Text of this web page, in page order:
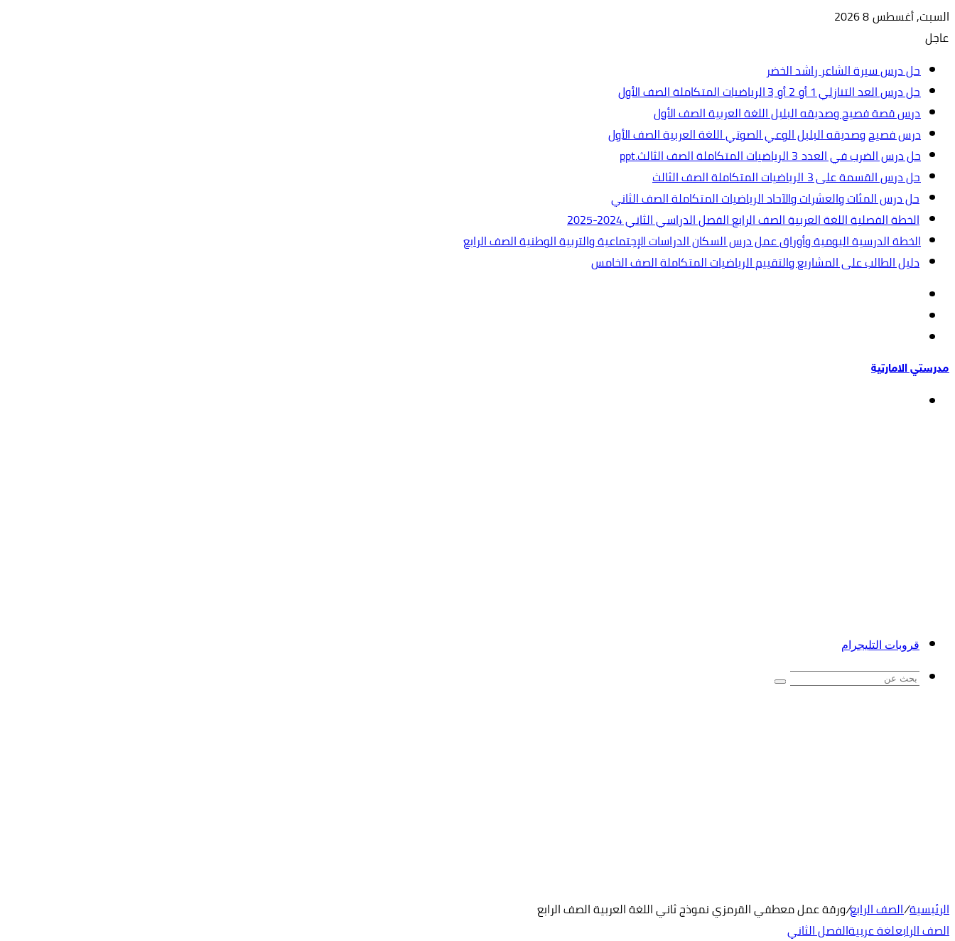
السبت, أغسطس 8 2026
عاجل
حل درس سيرة الشاعر راشد الخضر
حل درس العد التنازلي 1 أو 2 أو 3 الرياضيات المتكاملة الصف الأول
درس قصة فصيح وصديقه البلبل اللغة العربية الصف الأول
درس فصيح وصديقه البلبل الوعي الصوتي اللغة العربية الصف الأول
حل درس الضرب في العدد 3 الرياضيات المتكاملة الصف الثالث.ppt
حل درس القسمة على 3 الرياضيات المتكاملة الصف الثالث
حل درس المئات والعشرات والآحاد الرياضيات المتكاملة الصف الثاني
الخطة الفصلية اللغة العربية الصف الرابع الفصل الدراسي الثاني 2024-2025
الخطة الدرسية اليومية وأوراق عمل درس السكان الدراسات الإجتماعية والتربية الوطنية الصف الرابع
دليل الطالب على المشاريع والتقييم الرياضيات المتكاملة الصف الخامس
عمود
جانبي
مدرستي الامارتية
قروبات التليجرام
بحث
الرئيسية/الصف الرابع/ورقة عمل معطفي القرمزي نموذج ثاني اللغة العربية الصف الرابع
الصف الرابعلغة عربيةالفصل الثاني